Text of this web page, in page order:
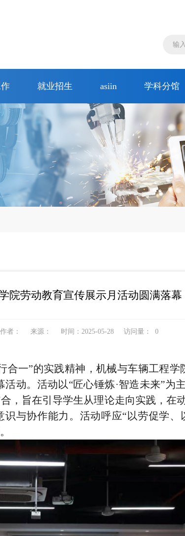
就业招生 asiin 学科分馆
院劳动教育宣传展示月活动圆满落幕
作者： 来源： 时间：2025-05-28 访问量： 0
合一”的实践精神，机械与车辆工程学
动。活动以“匠心锤炼·智造未来”为
，旨在引导学生从理论走向实践，在
与协作能力。活动呼应“以劳促学、